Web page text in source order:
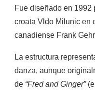
Fue diseñado en 1992
croata Vldo Milunic en
canadiense Frank
La estructura
danza, aunque
de “Fred and Ginger”